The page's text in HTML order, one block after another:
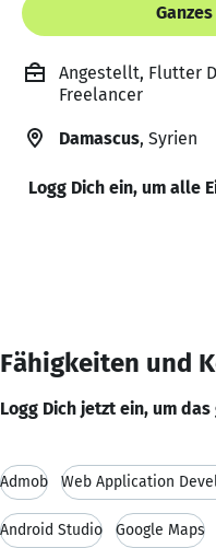
Angestellt, Flutter
Freelancer
Damascus, Syrien
Logg Dich ein, um alle
Fähigkeiten und
Logg Dich jetzt ein, um
Admob Web Application
Android Studio Google Maps